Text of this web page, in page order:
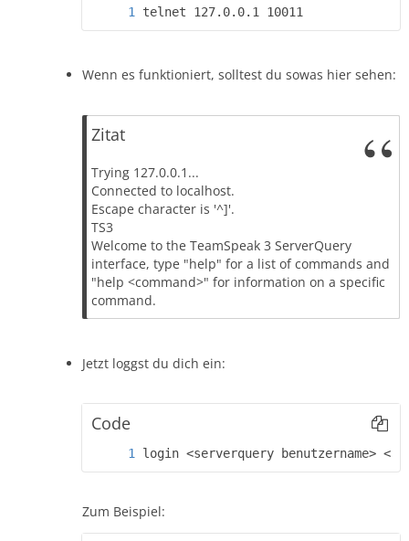
telnet 127.0.0.1 10011
Wenn es funktioniert, solltest du sowas hier sehen:
Zitat
Trying 127.0.0.1...
Connected to localhost.
Escape character is '^]'.
TS3
Welcome to the TeamSpeak 3 ServerQuery
interface, type "help" for a list of commands and
"help <command>" for information on a specific
command.
Jetzt loggst du dich ein:
Code
login <serverquery benutzername>
Zum Beispiel: